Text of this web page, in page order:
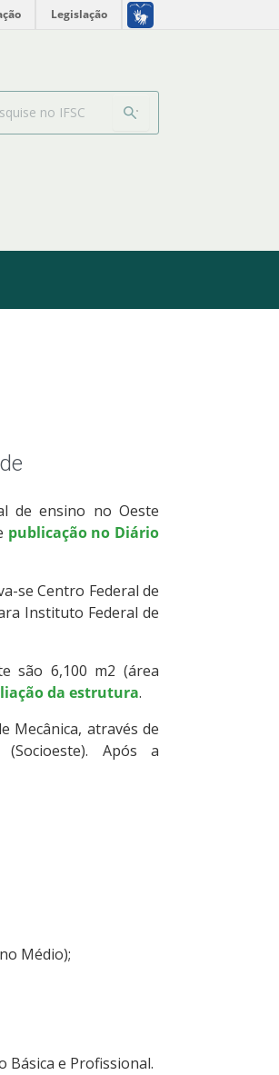
Legislação
Bar
de ensino no Oeste
publicação no Diário
se Centro Federal de
Instituto Federal de
são 6,100 m2 (área
da estrutura.
Mecânica, através de
Após a
Médio);
Básica e Profissional.